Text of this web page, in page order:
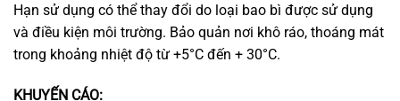
Hạn sử dụng có thể thay đổi do loại bao bì được sử dụng
và điều kiện môi trường. Bảo quản nơi khô ráo, thoáng mát
trong khoảng nhiệt độ từ +5°C đến + 30°C.
KHUYẾN CÁO: